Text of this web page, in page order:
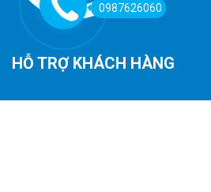
HỖ TRỢ KHÁCH HÀNG
0987626060